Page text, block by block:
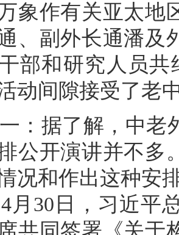
象作有关亚太地
、副外长通潘及
部和研究人员
动间隙接受了老
：据了解，中老
公开演讲并不多
况和作出这种安
30日，习近平
共同签署《关于